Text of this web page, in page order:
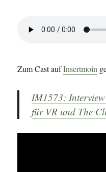
Zum Cast aufInsertmoin
IM1573:
für VR und The